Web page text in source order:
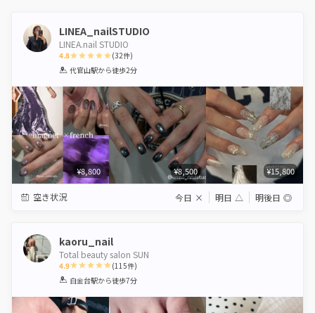
LINEA_nailSTUDIO
LINEA.nail STUDIO
4.8
1 2 3 4 5
(32件)
代官山駅から徒歩2分
¥8,800 ¥8,500 ¥15,800
空き状況 今日 × 明日 △ 明後日 ◎
kaoru_nail
Total beauty salon SUN
4.9
1 2 3 4 5
(115件)
白金台駅から徒歩7分